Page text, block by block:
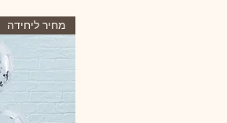
מחיר ליחידה